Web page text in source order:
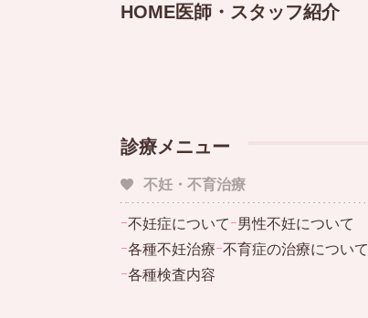
HOME医師・スタッフ紹介
診療メニュー
不妊・不育治療
ｰ不妊症についてｰ男性不妊について
ｰ各種不妊治療ｰ不育症の治療について
ｰ各種検査内容